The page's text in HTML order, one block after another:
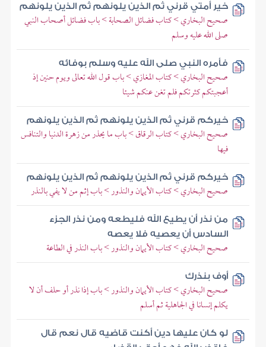
خير أمتي قرني ثم الذين يلونهم ثم الذين يلونهم
صحيح البخاري > كتاب فضائل الصحابة > باب فضائل أصحاب النبي
صلى الله عليه وسلم
فأمره النبي صلى الله عليه وسلم بوفائه
صحيح البخاري > كتاب المغازي > باب قول الله تعالى ويوم حنين إذ
أعجبتكم كثرتكم فلم تغن عنكم شيئا
خيركم قرني ثم الذين يلونهم ثم الذين يلونهم
صحيح البخاري > كتاب الرقاق > باب ما يحذر من زهرة الدنيا والتنافس
فيها
خيركم قرني ثم الذين يلونهم ثم الذين يلونهم
صحيح البخاري > كتاب الأيمان والنذور > باب إثم من لا يفي بالنذر
من نذر أن يطيع الله فليطعه ومن نذر الجزء
السادس أن يعصيه فلا يعصه
صحيح البخاري > كتاب الأيمان والنذور > باب النذر في الطاعة
أوف بنذرك
صحيح البخاري > كتاب الأيمان والنذور > باب إذا نذر أو حلف أن لا
يكلم إنسانا في الجاهلية ثم أسلم
لو كان عليها دين أكنت قاضيه قال نعم قال